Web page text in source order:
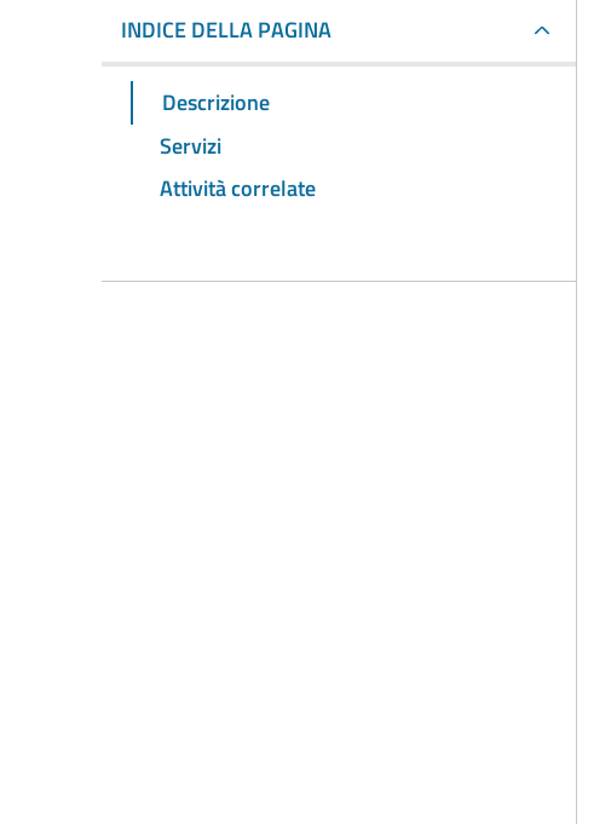
INDICE DELLA PAGINA
Descrizione
Servizi
Attività correlate